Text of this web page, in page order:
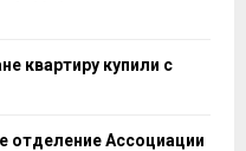
квартиру купили с
отделение Ассоциации